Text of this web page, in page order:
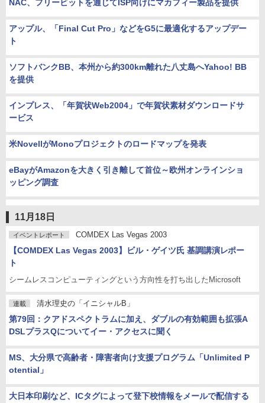
NAC、フリービットを通じてISP向けにマカフィー製品を提供
アップル、「Final Cut Pro」などをG5に最適化するアップデー
ト
ソフトバンクBB、本州から約300km離れた八丈島へYahoo! BB
を提供
インプレス、「年賀状Web2004」で年賀状素材ダウンロードサ
ービス
米NovellがMonoプロジェクトのロードマップを発表
eBayがAmazonを大きく引き離して首位～欧州オンラインショ
ッピング調査
11月18日
イベントレポート COMDEX Las Vegas 2003
【COMDEX Las Vegas 2003】ビル・ゲイツ氏 基調講演レポー
ト
シームレスコンピューティングという方向性を打ち出したMicrosoft
連載 清水理史の「イニシャルB」
第79回：クアドスペクトラムに加え、ダブルの有効範囲も拡張A
DSLプラスQについてイー・アクセスに聞く
MS、大分県で高齢者・障害者向け支援プログラム「Unlimited P
otential」
大日本印刷など、ICタグによって登下校情報をメールで配信する